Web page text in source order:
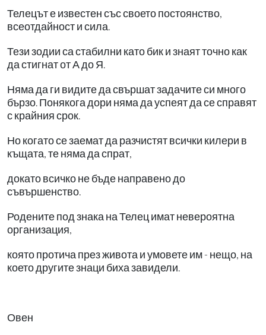
Телецът е известен със своето постоянство,
всеотдайност и сила.
Тези зодии са стабилни като бик и знаят точно как
да стигнат от А до Я.
Няма да ги видите да свършат задачите си много
бързо. Понякога дори няма да успеят да се справят
с крайния срок.
Но когато се заемат да разчистят всички килери в
къщата, те няма да спрат,
докато всичко не бъде направено до
съвършенство.
Родените под знака на Телец имат невероятна
организация,
която протича през живота и умовете им - нещо, на
което другите знаци биха завидели.
Овен